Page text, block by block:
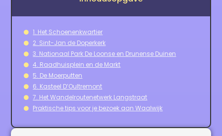
1. Het Schoenenkwartier
2. Sint-Jan de Doperkerk
3. Nationaal Park De Loonse en Drunense Duinen
4. Raadhuisplein en de Markt
5. De Moerputten
6. Kasteel D’Oultremont
7. Het Wandelroutenetwerk Langstraat
Praktische tips voor je bezoek aan Waalwijk